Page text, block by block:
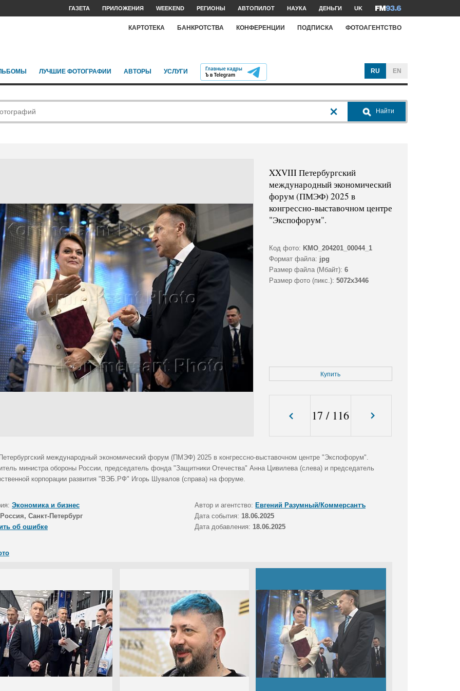
ГАЗЕТА ПРИЛОЖЕНИЯ WEEKEND РЕГИОНЫ АВТОПИЛОТ НАУКА ДЕНЬГИ UK
КАРТОТЕКА БАНКРОТСТВА КОНФЕРЕНЦИИ ПОДПИСКА ФОТОАГЕНТСТВО
ЛУЧШИЕ ФОТОГРАФИИ АВТОРЫ УСЛУГИ RU EN
Найти
XXVIII Петербургский
международный экономический
форум (ПМЭФ) 2025 в
конгрессно-выставочном центре
"Экспофорум".
Код фото: KMO_204201_00044_1
Формат файла: jpg
Размер файла (Мбайт): 6
Размер фото (пикс.): 5072x3446
Купить
17 / 116
международный экономический форум (ПМЭФ) 2025 в конгрессно-выставочном центре "Экспофорум".
министра обороны России, председатель фонда "Защитники Отечества" Анна Цивилева (слева) и председатель
корпорации развития "ВЭБ.РФ" Игорь Шувалов (справа) на форуме.
Экономика и бизнес Автор и агентство: Евгений Разумный/Коммерсантъ
Россия, Санкт-Петербург Дата события: 18.06.2025
об ошибке
Дата добавления: 18.06.2025